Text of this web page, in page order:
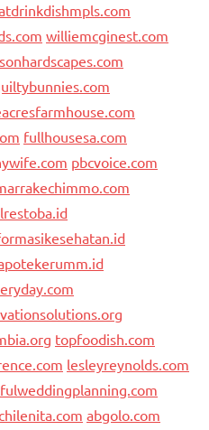
williemcginest.com
fullhousesa.com
pbcvoice.com
topfoodish.com
lesleyreynolds.com
abgolo.com